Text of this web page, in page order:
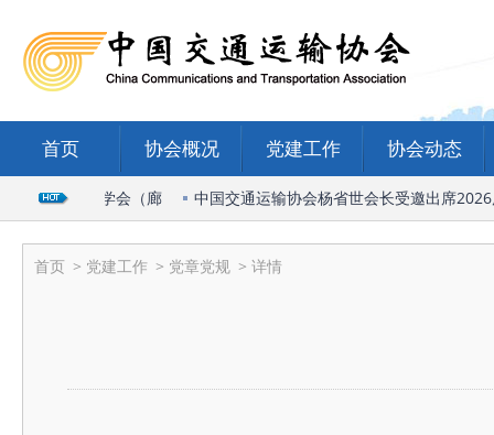
首页 协会概况 党建工作 协会动态
与运输学会（廊 中国交通运输协会杨省世会长受邀出席2026广
首页 > 党建工作 > 党章党规 > 详情